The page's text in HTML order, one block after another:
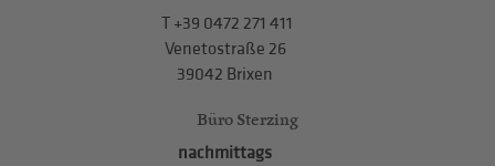
T+39 0472 271 411
Venetostraße 26
39042 Brixen
Büro Sterzing
nachmittags